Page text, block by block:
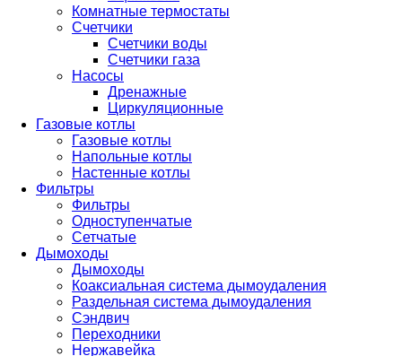
Комнатные термостаты
Счетчики
Счетчики воды
Счетчики газа
Насосы
Дренажные
Циркуляционные
Газовые котлы
Газовые котлы
Напольные котлы
Настенные котлы
Фильтры
Фильтры
Одноступенчатые
Сетчатые
Дымоходы
Дымоходы
Коаксиальная система дымоудаления
Раздельная система дымоудаления
Сэндвич
Переходники
Нержавейка